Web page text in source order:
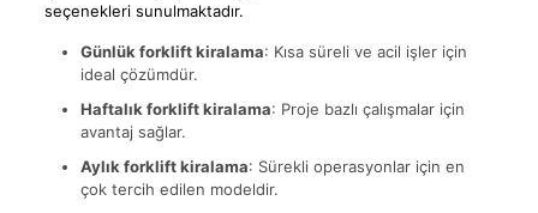
seçenekleri sunulmaktadır.
Günlük forklift kiralama: Kısa süreli ve acil işler için
ideal çözümdür.
Haftalık forklift kiralama: Proje bazlı çalışmalar için
avantaj sağlar.
Aylık forklift kiralama: Sürekli operasyonlar için en
çok tercih edilen modeldir.